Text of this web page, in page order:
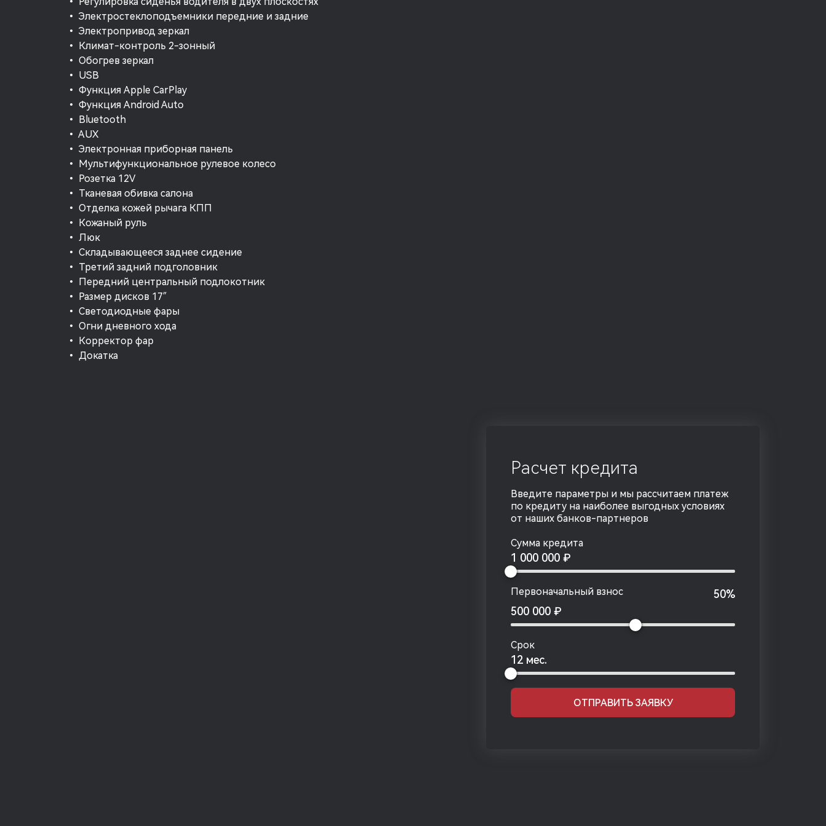
• Электростеклоподъемники передние и задние
• Электропривод зеркал
• Климат-контроль 2-зонный
• Обогрев зеркал
• USB
• Функция Apple CarPlay
• Функция Android Auto
• Bluetooth
• AUX
• Электронная приборная панель
• Мультифункциональное рулевое колесо
• Розетка 12V
• Тканевая обивка салона
• Отделка кожей рычага КПП
• Кожаный руль
• Люк
• Складывающееся заднее сидение
• Третий задний подголовник
• Передний центральный подлокотник
• Размер дисков 17″
• Светодиодные фары
• Огни дневного хода
• Корректор фар
• Докатка
Расчет кредита
Введите параметры и мы рассчитаем платеж
по кредиту на наиболее выгодных условиях
от наших банков-партнеров
Сумма кредита
1 000 000 ₽
Первоначальный взнос
50%
500 000 ₽
Срок
12 мес.
ОТПРАВИТЬ ЗАЯВКУ